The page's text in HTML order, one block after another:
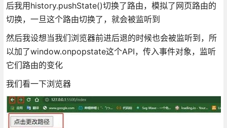
后我用history.pushState()切换了路由，模拟了网页路由的
切换，一旦这个路由切换了，就会被监听到
然后我设想当我们浏览器前进后退的时候也会被监听到，所
以加了window.onpopstate这个API，传入事件对象，监听
它们路由的变化
我们看一下浏览器